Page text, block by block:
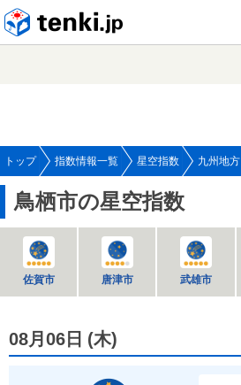
トップ 指数情報一覧 星空指数 九州地方
鳥栖市の星空指数
佐賀市 唐津市 武雄市
08月06日 (木)